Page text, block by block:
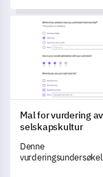
kritiske data.
Mal for vurdering
Mal for vurdering av
selskapskultur
Denne